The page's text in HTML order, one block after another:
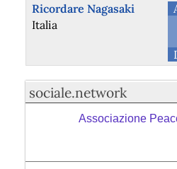
Ricordare Nagasaki
Italia
sociale.network
Associazione